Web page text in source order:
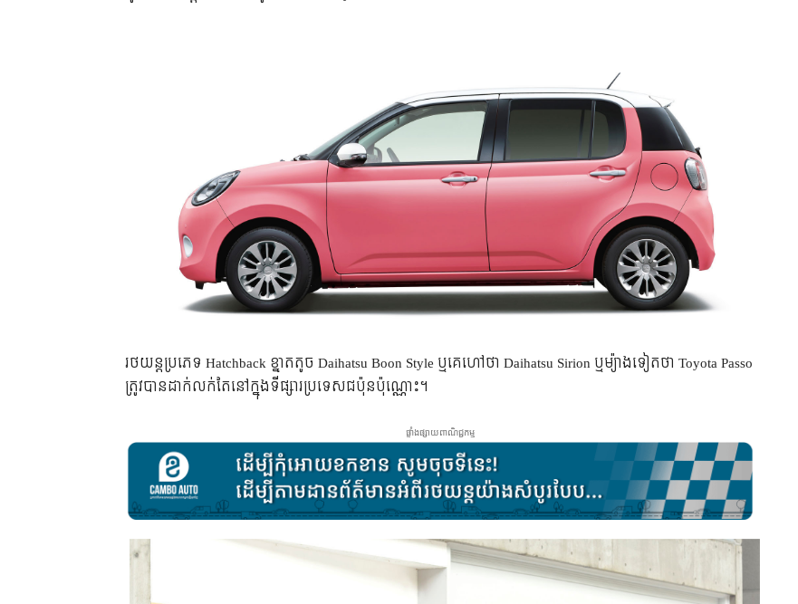
រថយន្ត​ប្រភេទ Hatchback ខ្នាត​តូច Daihatsu Boon Style ឬ​គេ​ហៅ​ថា Daihatsu Sirion ឬ​ម្យ៉ាង​ទៀត​ថា Toyota Passo
ត្រូវ​បាន​ដាក់​លក់​តែ​នៅ​ក្នុង​ទីផ្សារ​ប្រទេស​ជប៉ុន​ប៉ុណ្ណោះ។
ផ្ទាំងផ្សាយពាណិជ្ជកម្ម